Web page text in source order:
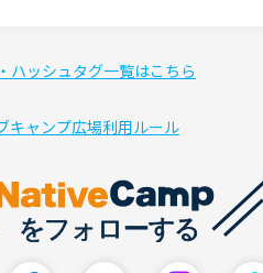
ハッシュタグ一覧はこちら
キャンプ広場利用ルール